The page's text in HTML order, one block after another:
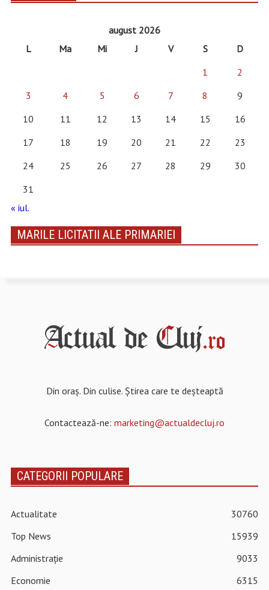
august 2026
L
Ma Mi J V S
D
1
2
3
4 5 6 7 8
9
10
11 12 13 14 15
16
17
18 19 20 21 22
23
24
25 26 27 28 29
30
31
« iul.
MARILE LICITATII ALE PRIMARIEI
Din oraș. Din culise. Știrea care te deșteaptă
Contactează-ne: marketing@actualdecluj.ro
CATEGORII POPULARE
Actualitate
30760
Top News
15939
Administrație
9033
Economie
6315